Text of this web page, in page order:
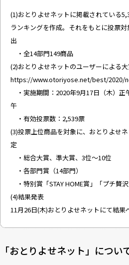
(1)おとりよせネットに掲載されている
ランキングを作成。それをもとに投票
出
・全14部門149商品
(2)おとりよせネットのユーザーによる
https://www.otoriyose.net/best/2020/
・実施期間：2020年9月17日（木）正
午
・有効投票数：2,539票
(3)投票上位商品を対象に、おとりよせ
定
・総合大賞、準大賞、3位～10位
・各部門賞（14部門）
・特別賞「STAY HOME賞」「プチ贅
(4)結果発表
11月26日(木)おとりよせネットにて結果
「おとりよせネット」につい